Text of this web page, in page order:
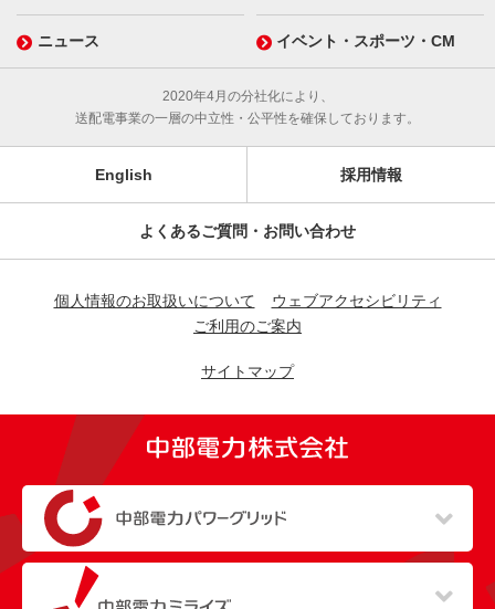
ニュース イベント・スポーツ・CM
2020年4月の分社化により、
送配電事業の一層の中立性・公平性を確保しております。
English 採用情報
よくあるご質問・お問い合わせ
個人情報のお取扱いについて
ウェブアクセシビリティ
ご利用のご案内
サイトマップ
（新しいウィンドウを開きます）